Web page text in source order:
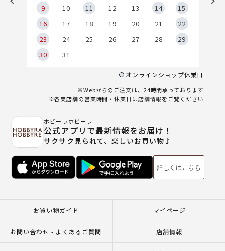
9
10 11 12 13 14
15
16
17 18 19 20 21
22
23
24 25 26 27 28
29
30
31
オンラインショップ休業日
※Webからのご注文は、24時間承っております
※各実店舗の営業時間・休業日は店舗情報をご覧ください
ホビーラホビーレ
公式アプリで最新情報をお届け！
サクサク見られて、楽しいお買い物♪
詳しくはこちら
お買い物ガイド マイページ
お問い合わせ - よくあるご質問 店舗情報